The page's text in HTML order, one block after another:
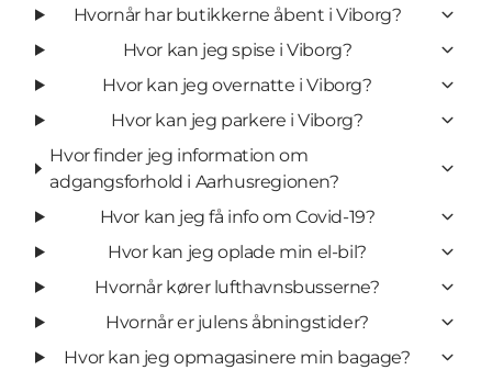
Hvornår har butikkerne åbent i Viborg?
Hvor kan jeg spise i Viborg?
Hvor kan jeg overnatte i Viborg?
Hvor kan jeg parkere i Viborg?
Hvor finder jeg information om
adgangsforhold i Aarhusregionen?
Hvor kan jeg få info om Covid-19?
Hvor kan jeg oplade min el-bil?
Hvornår kører lufthavnsbusserne?
Hvornår er julens åbningstider?
Hvor kan jeg opmagasinere min bagage?